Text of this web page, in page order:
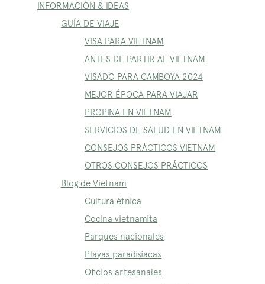
INFORMACIÓN & IDEAS
GUÍA DE VIAJE
VISA PARA VIETNAM
ANTES DE PARTIR AL VIETNAM
VISADO PARA CAMBOYA 2024
MEJOR ÉPOCA PARA VIAJAR
PROPINA EN VIETNAM
SERVICIOS DE SALUD EN VIETNAM
CONSEJOS PRÁCTICOS VIETNAM
OTROS CONSEJOS PRÁCTICOS
Blog de Vietnam
Cultura étnica
Cocina vietnamita
Parques nacionales
Playas paradisíacas
Oficios artesanales